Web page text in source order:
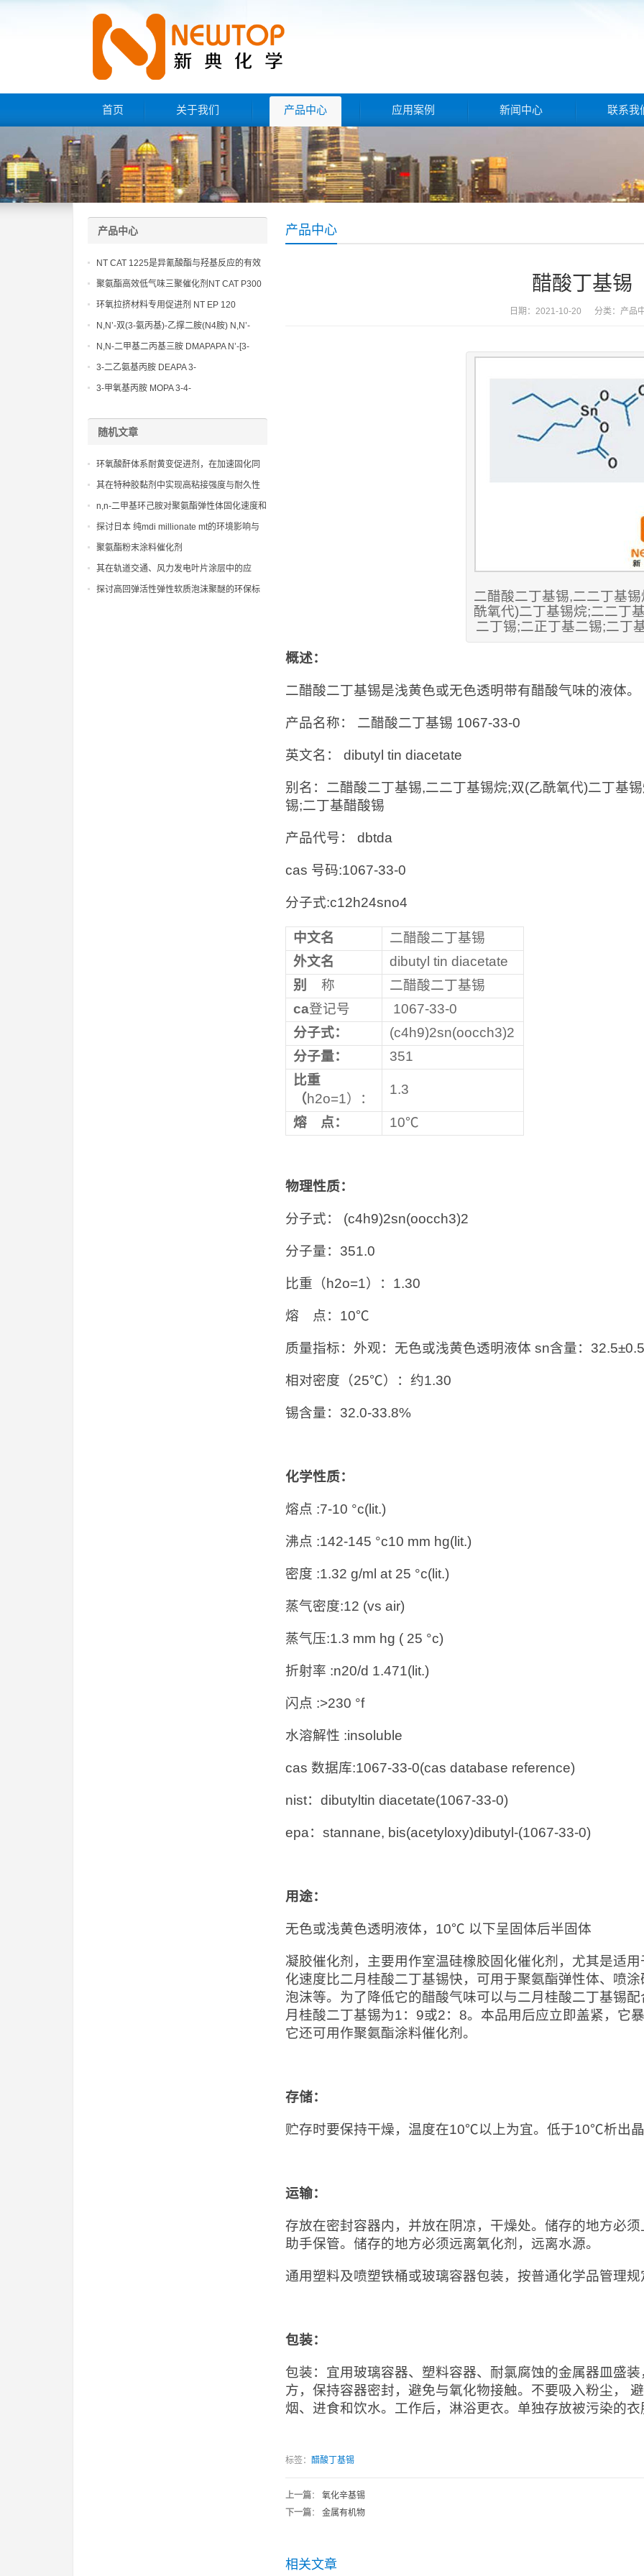
首页 关于我们 产品中心 应用案例 新闻中心 联系我
产品中心
醋酸丁基锡
日期：2021-10-20 分类： 产品
二醋酸二丁基锡,二二丁基
酰氧代)二丁基锡烷;二二丁
二丁锡;二正丁基二锡;二丁
概述：
二醋酸二丁基锡是浅黄色或无色透明带有醋酸气味的液体。
产品名称： 二醋酸二丁基锡 1067-33-0
英文名： dibutyl tin diacetate
别名：二醋酸二丁基锡,二二丁基锡烷;双(乙酰氧代)二丁基
锡;二丁基醋酸锡
产品代号： dbtda
cas 号码:1067-33-0
分子式:c12h24sno4
中文名
二醋酸二丁基锡
外文名
dibutyl tin diacetate
别
称
二醋酸二丁基锡
ca登记号
1067-33-0
分子式：
(c4h9)2sn(oocch3)2
分子量：
351
比重
（ h2o=1）：
1.3
熔 点： 10℃
物理性质：
分子式： (c4h9)2sn(oocch3)2
分子量：351.0
比重（h2o=1）：1.30
熔 点：10℃
质量指标：外观：无色或浅黄色透明液体 sn含量：
相对密度（25℃）：约1.30
锡含量：32.0-33.8%
化学性质：
熔点 :7-10 °c(lit.)
沸点 :142-145 °c10 mm hg(lit.)
密度 :1.32 g/ml at 25 °c(lit.)
蒸气密度:12 (vs air)
蒸气压:1.3 mm hg ( 25 °c)
折射率 :n20/d 1.471(lit.)
闪点 :>230 °f
水溶解性 :insoluble
cas 数据库:1067-33-0(cas database reference)
nist：dibutyltin diacetate(1067-33-0)
epa：stannane, bis(acetyloxy)dibutyl-(1067-33-0)
用途：
无色或浅黄色透明液体，10℃ 以下呈固体后半固体
凝胶催化剂，主要用作室温硅橡胶固化催化剂，尤其是适
化速度比二月桂酸二丁基锡快，可用于聚氨酯弹性体、喷
泡沫等。为了降低它的醋酸气味可以与二月桂酸二丁基锡
月桂酸二丁基锡为1：9或2：8。本品用后应立即盖紧，它
它还可用作聚氨酯涂料催化剂。
存储：
贮存时要保持干燥，温度在10℃以上为宜。低于10℃析出
运输：
存放在密封容器内，并放在阴凉，干燥处。储存的地方必
助手保管。储存的地方必须远离氧化剂，远离水源。
通用塑料及喷塑铁桶或玻璃容器包装，按普通化学品管理
包装：
包装：宜用玻璃容器、塑料容器、耐氯腐蚀的金属器皿盛
方，保持容器密封，避免与氧化物接触。不要吸入粉尘，
烟、进食和饮水。工作后，淋浴更衣。单独存放被污染的
标签： 醋酸丁基锡
上一篇： 氧化辛基锡
下一篇： 金属有机物
相关文章
产品中心
NT CAT 1225是异氰酸酯与羟基反应的有效
催化剂
聚氨酯高效低气味三聚催化剂NT CAT P300
环氧拉挤材料专用促进剂 NT EP 120
N,N’-双(3-氨丙基)-乙撑二胺(N4胺) N,N’-
Bis(3-aminopropyl)-ethylenediamine CAS
No10563-26-5
N,N-二甲基二丙基三胺 DMAPAPA N’-[3-
(dimethylamino)propyllpropane-1,3-
diamine CAS No10563-29-8
3-二乙氨基丙胺 DEAPA 3-
(Diethylamino)propylamine CAS No 104-
3-甲氧基丙胺 MOPA 3-4-
随机文章
环氧酸酐体系耐黄变促进剂，在加速固化同
时保持材料优异光学性能
其在特种胶黏剂中实现高粘接强度与耐久性
的应用案例
n,n-二甲基环己胺对聚氨酯弹性体固化速度和
力学性能的关键影响。
探讨日本 纯mdi millionate mt的环境影响与
安全法规
聚氨酯粉末涂料催化剂
其在轨道交通、风力发电叶片涂层中的应
用，提升生产效率
探讨高回弹活性弹性软质泡沫聚醚的环保标